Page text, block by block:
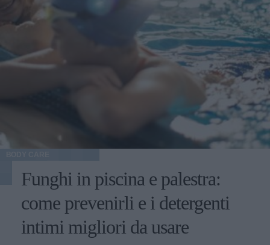
Funghi in piscina e palestra:
come prevenirli e i detergenti
intimi migliori da usare